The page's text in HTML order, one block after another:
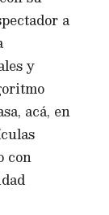
a
y
acá, en
con